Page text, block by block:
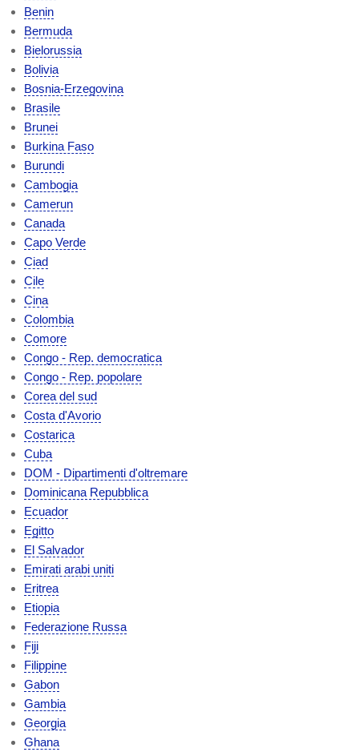
Benin
Bermuda
Bielorussia
Bolivia
Bosnia-Erzegovina
Brasile
Brunei
Burkina Faso
Burundi
Cambogia
Camerun
Canada
Capo Verde
Ciad
Cile
Cina
Colombia
Comore
Congo - Rep. democratica
Congo - Rep. popolare
Corea del sud
Costa d'Avorio
Costarica
Cuba
DOM - Dipartimenti d'oltremare
Dominicana Repubblica
Ecuador
Egitto
El Salvador
Emirati arabi uniti
Eritrea
Etiopia
Federazione Russa
Fiji
Filippine
Gabon
Gambia
Georgia
Ghana